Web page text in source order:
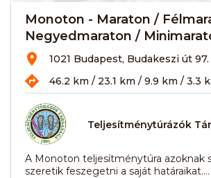
Monoton - Maraton /
Negyedmaraton /
1021 Budapest, Budakeszi út 97.
46.2 km / 23.1 km / 9.9 km / 3.3
Teljesítménytúrázók
A Monoton teljesítménytúra azoknak
szeretik feszegetni a saját határaikat....